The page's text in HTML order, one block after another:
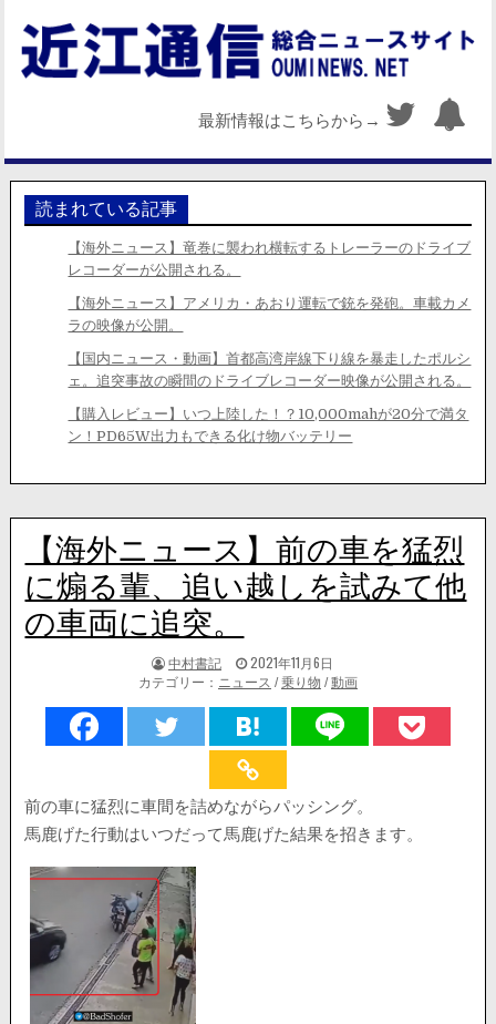
最新情報はこちらから→
読まれている記事
【海外ニュース】竜巻に襲われ横転するトレーラーのドライブ
レコーダーが公開される。
【海外ニュース】アメリカ・あおり運転で銃を発砲。車載カメ
ラの映像が公開。
【国内ニュース・動画】首都高湾岸線下り線を暴走したポルシ
ェ。追突事故の瞬間のドライブレコーダー映像が公開される。
【購入レビュー】いつ上陸した！？10,000mahが20分で満タ
ン！PD65W出力もできる化け物バッテリー
【海外ニュース】前の車を猛烈
に煽る輩、追い越しを試みて他
の車両に追突。
著
者:
中村書記
掲
載
日：
2021年11月6日
カテゴリー： ニュース /乗り物 /動画
前の車に猛烈に車間を詰めながらパッシング。
馬鹿げた行動はいつだって馬鹿げた結果を招きます。